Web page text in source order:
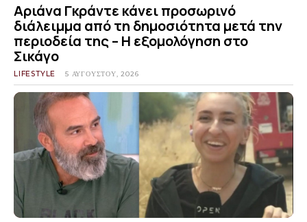
Αριάνα Γκράντε κάνει προσωρινό
διάλειμμα από τη δημοσιότητα μετά την
περιοδεία της – Η εξομολόγηση στο
Σικάγο
LIFESTYLE 5 ΑΥΓΟΎΣΤΟΥ, 2026